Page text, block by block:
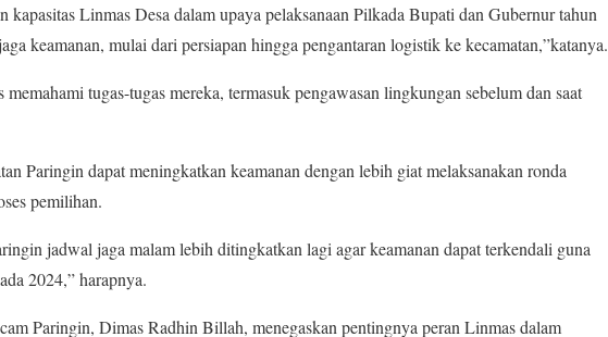
Linmas Desa dalam upaya pelaksanaan Pilkada Bupati dan Gubernur tahun
keamanan, mulai dari persiapan hingga pengantaran logistik ke kecamatan,”katanya.
tugas-tugas mereka, termasuk pengawasan lingkungan sebelum dan saat
Paringin dapat meningkatkan keamanan dengan lebih giat melaksanakan ronda
pemilihan.
jadwal jaga malam lebih ditingkatkan lagi agar keamanan dapat terkendali guna
2024,” harapnya.
Paringin, Dimas Radhin Billah, menegaskan pentingnya peran Linmas dalam